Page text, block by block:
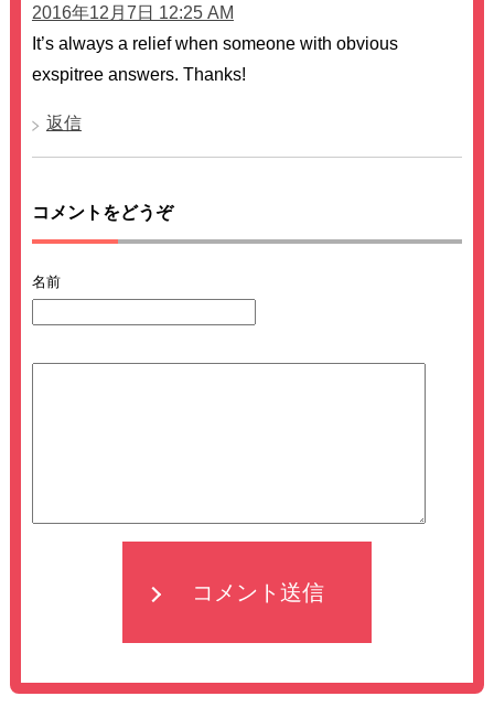
2016年12月7日 12:25 AM
It’s always a relief when someone with obvious
exspitree answers. Thanks!
返信
コメントをどうぞ
名前
コメント送信